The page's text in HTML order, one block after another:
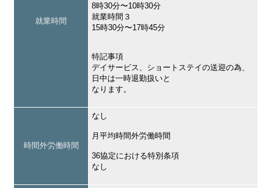
就業時間
8時30分〜10時30分
就業時間３
15時30分〜17時45分
特記事項
デイサービス、ショートステイの送迎の為、
日中は一時退勤扱いと
なります。
時間外労働時間
なし
月平均時間外労働時間
36協定における特別条項
なし